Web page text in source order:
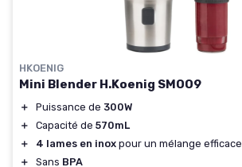
HKOENIG
Mini Blender H.Koenig SMOO9
＋ Puissance de 300W
＋
Capacité de 570mL
＋
4 lames en inox pour un mélange efficace
＋
Sans BPA